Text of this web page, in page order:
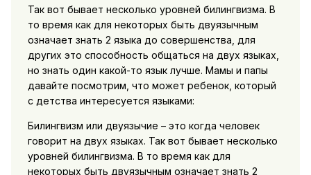
Так вот бывает несколько уровней билингвизма. В
то время как для некоторых быть двуязычным
означает знать 2 языка до совершенства, для
других это способность общаться на двух языках,
но знать один какой-то язык лучше. Мамы и папы
давайте посмотрим, что может ребенок, который
с детства интересуется языками:
Билингвизм или двуязычие – это когда человек
говорит на двух языках. Так вот бывает несколько
уровней билингвизма. В то время как для
некоторых быть двуязычным означает знать 2